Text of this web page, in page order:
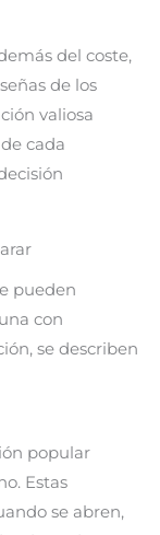
del coste,
de los
valiosa
cada
pueden
con
se describen
popular
Estas
se abren,